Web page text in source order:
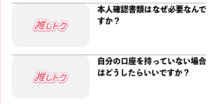
本人確認書類はなぜ必要なんで
すか？
自分の口座を持っていない場合
はどうしたらいいですか？